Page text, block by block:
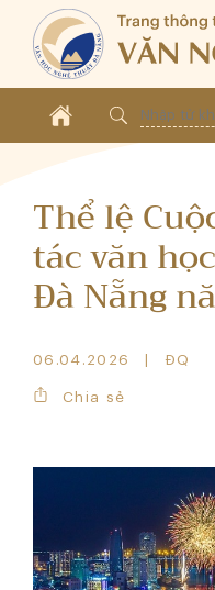
Thể lệ
tác văn
Đà Nẵng
06.04.2026 ĐQ
Chia sẻ